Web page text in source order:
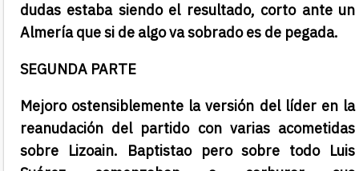
dudas estaba siendo el resultado, corto ante un
Almería que si de algo va sobrado es de pegada.
SEGUNDA PARTE
Mejoro ostensiblemente la versión del líder en la
reanudación del partido con varias acometidas
sobre Lizoain. Baptistao pero sobre todo Luis